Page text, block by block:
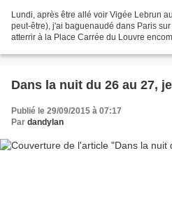
Lundi, après être allé voir Vigée Lebrun
peut-être), j'ai baguenaudé dans Paris
atterrir à la Place Carrée du Louvre
Dans la nuit du 26 au 27,
Publié le 29/09/2015 à 07:17
Par dandylan